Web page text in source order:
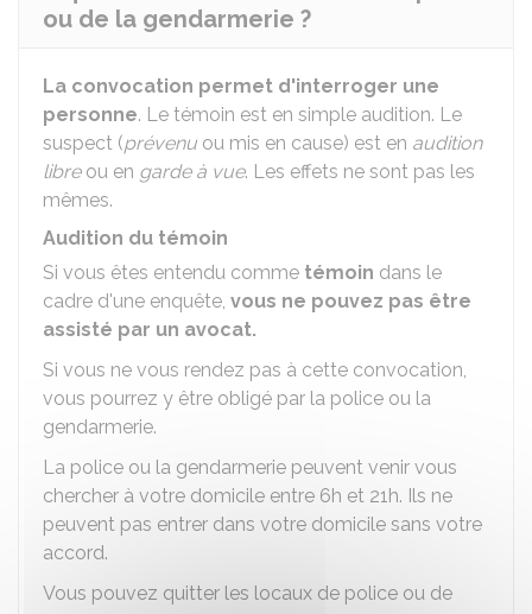
ou de la gendarmerie ?
La convocation permet d'interroger une
personne. Le témoin est en simple audition. Le
suspect (prévenu ou mis en cause) est en audition
libreou en garde à vue. Les effets ne sont pas les
mêmes.
Audition du témoin
Si vous êtes entendu comme témoin dans le
cadre d'une enquête, vous ne pouvez pas être
assisté par un avocat.
Si vous ne vous rendez pas à cette convocation,
vous pourrez y être obligé par la police ou la
gendarmerie.
La police ou la gendarmerie peuvent venir vous
chercher à votre domicile entre 6h et 21h. Ils ne
peuvent pas entrer dans votre domicile sans votre
accord.
Vous pouvez quitter les locaux de police ou de